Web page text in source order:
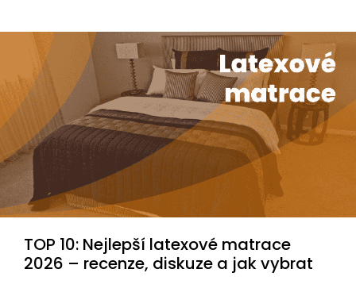
TOP 10: Nejlepší latexové matrace
2026 – recenze, diskuze a jak vybrat